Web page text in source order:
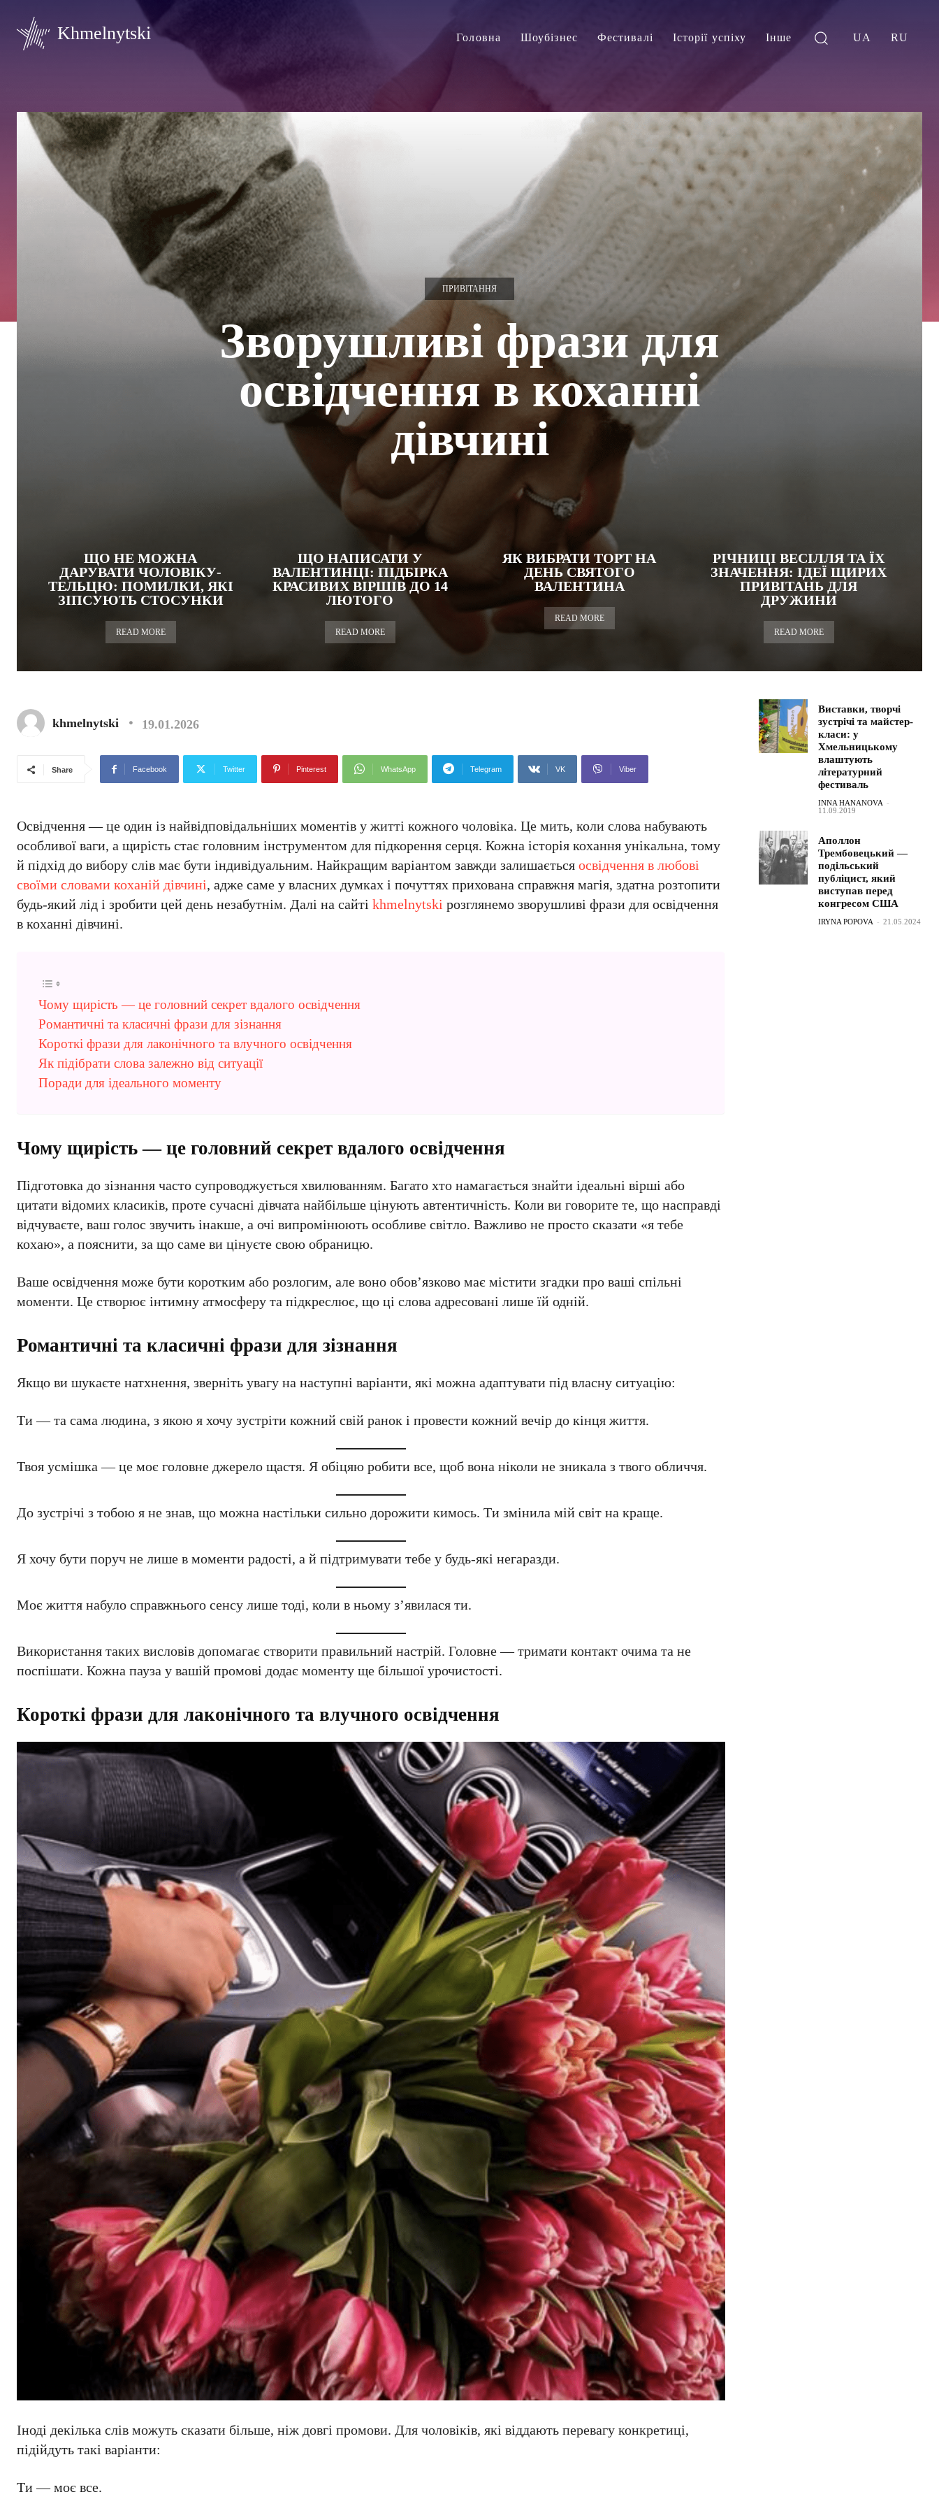
Khmelnytski Головна Шоубізнес Фестивалі Історії успіху Інше UA RU
ПРИВІТАННЯ
Зворушливі фрази для
освідчення в коханні
дівчині
ЩО НЕ МОЖНА
ДАРУВАТИ ЧОЛОВІКУ-
ТЕЛЬЦЮ: ПОМИЛКИ, ЯКІ
ЗІПСУЮТЬ СТОСУНКИ
READ MORE
ЩО НАПИСАТИ У
ВАЛЕНТИНЦІ: ПІДБІРКА
КРАСИВИХ ВІРШІВ ДО 14
ЛЮТОГО
READ MORE
ЯК ВИБРАТИ ТОРТ НА
ДЕНЬ СВЯТОГО
ВАЛЕНТИНА
READ MORE
РІЧНИЦІ ВЕСІЛЛЯ ТА ЇХ
ЗНАЧЕННЯ: ІДЕЇ ЩИРИХ
ПРИВІТАНЬ ДЛЯ
ДРУЖИНИ
READ MORE
khmelnytski 19.01.2026
Share Facebook Twitter Pinterest WhatsApp Telegram VK Viber
Освідчення — це один із найвідповідальніших моментів у житті кожного чоловіка. Це мить, коли слова набувають
особливої ваги, а щирість стає головним інструментом для підкорення серця. Кожна історія кохання унікальна, тому
й підхід до вибору слів має бути індивідуальним. Найкращим варіантом завжди залишається освідчення в любові
своїми словами коханій дівчині, адже саме у власних думках і почуттях прихована справжня магія, здатна розтопити
будь-який лід і зробити цей день незабутнім. Далі на сайті khmelnytski розглянемо зворушливі фрази для освідчення
в коханні дівчині.
Чому щирість — це головний секрет вдалого освідчення
Романтичні та класичні фрази для зізнання
Короткі фрази для лаконічного та влучного освідчення
Як підібрати слова залежно від ситуації
Поради для ідеального моменту
Чому щирість — це головний секрет вдалого освідчення
Підготовка до зізнання часто супроводжується хвилюванням. Багато хто намагається знайти ідеальні вірші або
цитати відомих класиків, проте сучасні дівчата найбільше цінують автентичність. Коли ви говорите те, що насправді
відчуваєте, ваш голос звучить інакше, а очі випромінюють особливе світло. Важливо не просто сказати «я тебе
кохаю», а пояснити, за що саме ви цінуєте свою обраницю.
Ваше освідчення може бути коротким або розлогим, але воно обов’язково має містити згадки про ваші спільні
моменти. Це створює інтимну атмосферу та підкреслює, що ці слова адресовані лише їй одній.
Романтичні та класичні фрази для зізнання
Якщо ви шукаєте натхнення, зверніть увагу на наступні варіанти, які можна адаптувати під власну ситуацію:
Ти — та сама людина, з якою я хочу зустріти кожний свій ранок і провести кожний вечір до кінця життя.
Твоя усмішка — це моє головне джерело щастя. Я обіцяю робити все, щоб вона ніколи не зникала з твого обличчя.
До зустрічі з тобою я не знав, що можна настільки сильно дорожити кимось. Ти змінила мій світ на краще.
Я хочу бути поруч не лише в моменти радості, а й підтримувати тебе у будь-які негаразди.
Моє життя набуло справжнього сенсу лише тоді, коли в ньому з’явилася ти.
Використання таких висловів допомагає створити правильний настрій. Головне — тримати контакт очима та не
поспішати. Кожна пауза у вашій промові додає моменту ще більшої урочистості.
Короткі фрази для лаконічного та влучного освідчення
Іноді декілька слів можуть сказати більше, ніж довгі промови. Для чоловіків, які віддають перевагу конкретиці,
підійдуть такі варіанти:
Ти — моє все.
Виставки, творчі
зустрічі та майстер-
класи: у
Хмельницькому
влаштують
літературний
фестиваль
INNA HANANOVA -
11.09.2019
Аполлон
Трембовецький —
подільський
публіцист, який
виступав перед
конгресом США
IRYNA POPOVA - 21.05.2024